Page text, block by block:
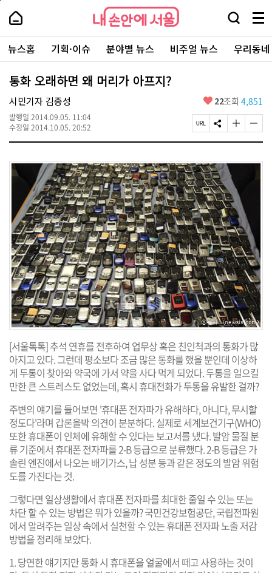
본
로
가
내
손
안
에
서
울
-
서
울
시
대
표
소
포
털
내
손
에
울
검
창
열
기
메
뉴
전
체
보
주
요
서
뉴스홈 기획·이슈 분야별 뉴스 비주얼 뉴스 우리동
통화 오래하면 왜 머리가 아프지?
시민기자 김종성
발행일 2014.09.05. 11:04
수정일 2014.10.05. 20:52
좋
요
22조회 4,851
페
이
U
R
L
복
사
S
N
공
유
하
기
글
자
기
크
변
경
하
기
글
자
기
작
[서울톡톡] 추석 연휴를 전후하여 업무상 혹은 친인척과의 통화가 많
아지고 있다. 그런데 평소보다 조금 많은 통화를 했을 뿐인데 이상하
게 두통이 찾아와 약국에 가서 약을 사다 먹게 되었다. 두통을 일으킬
만한 큰 스트레스도 없었는데, 혹시 휴대전화가 두통을 유발한 걸까?
주변의 얘기를 들어보면 '휴대폰 전자파가 유해하다, 아니다, 무시할
정도다'라며 갑론을박 의견이 분분하다. 실제로 세계보건기구(WHO)
또한 휴대폰이 인체에 유해할 수 있다는 보고서를 냈다. 발암 물질 분
류 기준에서 휴대폰 전자파를 2-B 등급으로 분류했다. 2-B 등급은 가
솔린 엔진에서 나오는 배기가스, 납 성분 등과 같은 정도의 발암 위험
도를 가진다는 것.
그렇다면 일상생활에서 휴대폰 전자파를 최대한 줄일 수 있는 또는
차단 할 수 있는 방법은 뭐가 있을까? 국민건강보험공단, 국립전파원
에서 알려주는 일상 속에서 실천할 수 있는 휴대폰 전자파 노출 저감
방법을 정리해 보았다.
1. 당연한 얘기지만 통화 시 휴대폰을 얼굴에서 떼고 사용하는 것이
페
상
단
로